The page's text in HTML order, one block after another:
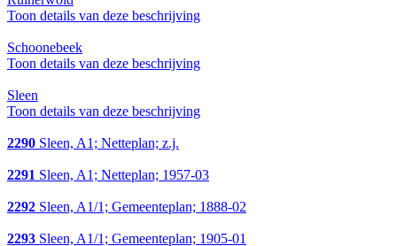
Toon details van deze beschrijving
Schoonebeek
Toon details van deze beschrijving
Sleen
Toon details van deze beschrijving
2290 Sleen, A1; Netteplan; z.j.
2291 Sleen, A1; Netteplan; 1957-03
2292 Sleen, A1/1; Gemeenteplan; 1888-02
2293 Sleen, A1/1; Gemeenteplan; 1905-01